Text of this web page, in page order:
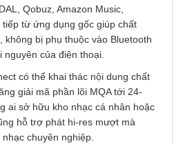
Qobuz, Amazon Music,
từ ứng dụng gốc giúp chất
không bị phụ thuộc vào Bluetooth
nguyên của điện thoại.
có thể khai thác nội dung chất
giải mã phần lõi MQA tới 24-
ai sở hữu kho nhạc cá nhân hoặc
hỗ trợ phát hi-res mượt mà
chuyên nghiệp.